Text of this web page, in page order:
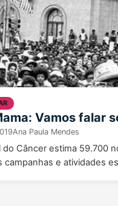
Vamos falar
Ana Paula Mendes
do Câncer estima 59.700
campanhas e atividades